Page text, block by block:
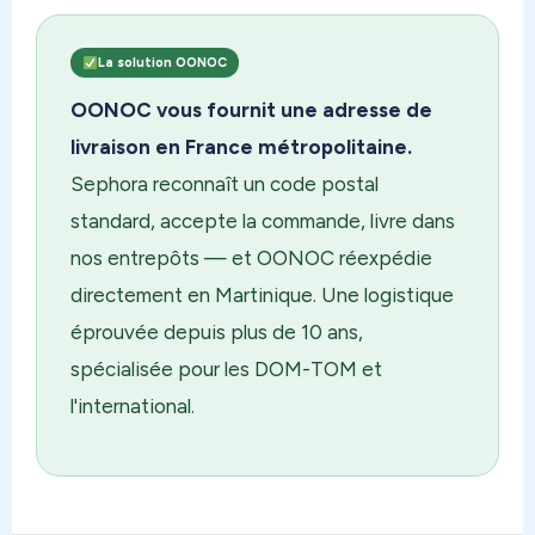
La solution OONOC
OONOC vous fournit une adresse de
livraison en France métropolitaine.
Sephora reconnaît un code postal
standard, accepte la commande, livre dans
nos entrepôts — et OONOC réexpédie
directement en Martinique. Une logistique
éprouvée depuis plus de 10 ans,
spécialisée pour les DOM-TOM et
l'international.